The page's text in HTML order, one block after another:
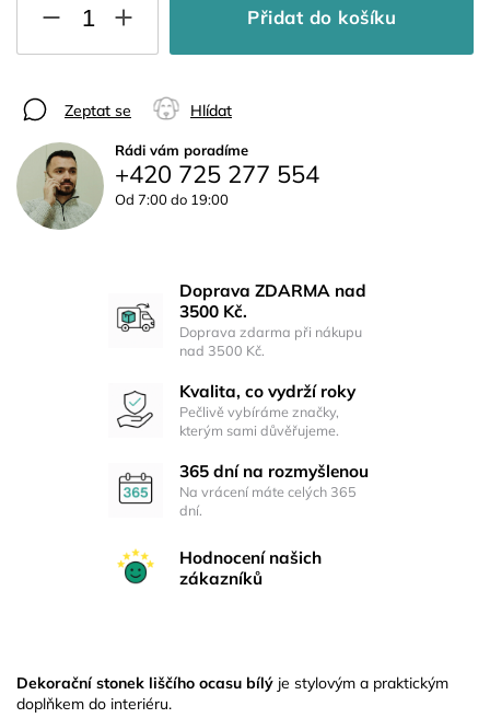
Přidat do košíku
Zeptat se Hlídat
Rádi vám poradíme
+420 725 277 554
Od 7:00 do 19:00
Doprava ZDARMA nad
3500 Kč.
Doprava zdarma při nákupu
nad 3500 Kč.
Kvalita, co vydrží roky
Pečlivě vybíráme značky,
kterým sami důvěřujeme.
365 dní na rozmyšlenou
Na vrácení máte celých 365
dní.
Hodnocení našich
zákazníků
Dekorační stonek liščího ocasu bílý je stylovým a praktickým
doplňkem do interiéru.